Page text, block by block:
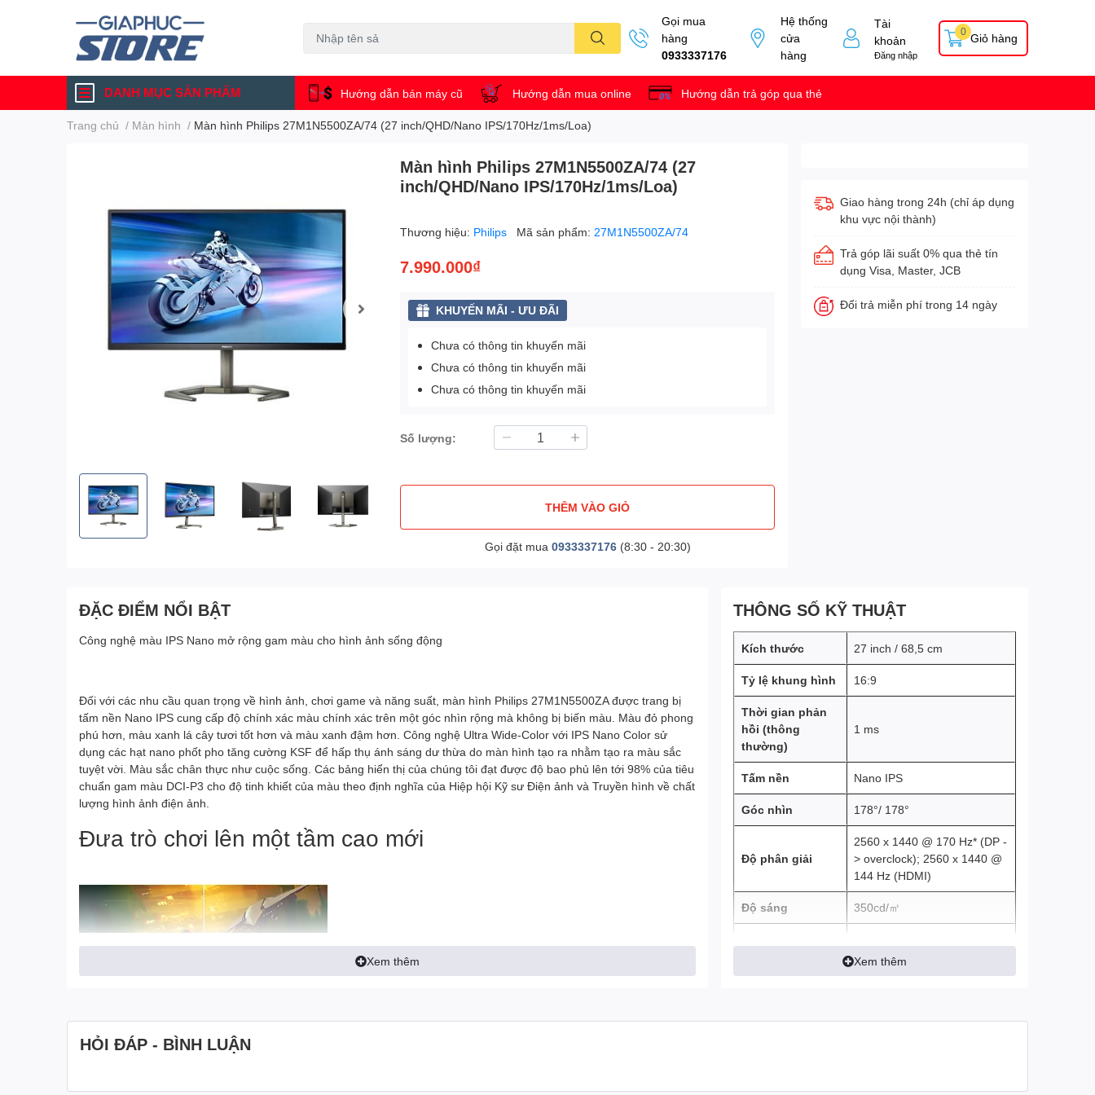
Gọi mua
hàng
0933337176
Hệ thống
cửa
hàng
Tài
khoản
Đăng nhập
Giỏ hàng
0
DANH MỤC SẢN PHẨM Hướng dẫn bán máy cũ Hướng dẫn mua online Hướng dẫn trả góp qua thẻ
Trang chủ / Màn hình / Màn hình Philips 27M1N5500ZA/74 (27 inch/QHD/Nano IPS/170Hz/1ms/Loa)
Màn hình Philips 27M1N5500ZA/74 (27
inch/QHD/Nano IPS/170Hz/1ms/Loa)
Thương hiệu: Philips Mã sản phẩm: 27M1N5500ZA/74
7.990.000₫
KHUYẾN MÃI - ƯU ĐÃI
Chưa có thông tin khuyến mãi
Chưa có thông tin khuyến mãi
Chưa có thông tin khuyến mãi
Số lượng:
THÊM VÀO GIỎ
Gọi đặt mua 0933337176(8:30 - 20:30)
Giao hàng trong 24h (chỉ áp dụng
khu vực nội thành)
Trả góp lãi suất 0% qua thẻ tín
dụng Visa, Master, JCB
Đổi trả miễn phí trong 14 ngày
ĐẶC ĐIỂM NỔI BẬT
Công nghệ màu IPS Nano mở rộng gam màu cho hình ảnh sống động
Đối với các nhu cầu quan trọng về hình ảnh, chơi game và năng suất, màn hình Philips 27M1N5500ZA được trang bị
tấm nền Nano IPS cung cấp độ chính xác màu chính xác trên một góc nhìn rộng mà không bị biến màu. Màu đỏ phong
phú hơn, màu xanh lá cây tươi tốt hơn và màu xanh đậm hơn. Công nghệ Ultra Wide-Color với IPS Nano Color sử
dụng các hạt nano phốt pho tăng cường KSF để hấp thụ ánh sáng dư thừa do màn hình tạo ra nhằm tạo ra màu sắc
tuyệt vời. Màu sắc chân thực như cuộc sống. Các bảng hiển thị của chúng tôi đạt được độ bao phủ lên tới 98% của tiêu
chuẩn gam màu DCI-P3 cho độ tinh khiết của màu theo định nghĩa của Hiệp hội Kỹ sư Điện ảnh và Truyền hình về chất
lượng hình ảnh điện ảnh.
Đưa trò chơi lên một tầm cao mới
Tương thích với NVIDIA® G-SYNC® được chứng nhận để
Xem thêm
THÔNG SỐ KỸ THUẬT
Kích thước 27 inch / 68,5 cm
Tỷ lệ khung hình 16:9
Thời gian phản
hồi (thông
thường)
1 ms
Tấm nền Nano IPS
Góc nhìn 178°/ 178°
Độ phân giải
2560 x 1440 @ 170 Hz* (DP -
> overclock); 2560 x 1440 @
144 Hz (HDMI)
Độ sáng 350cd/㎡
1000:1
Màu sắc hiển thị 16.7 triệu màu sắc
Chống chói, 3H, Độ lóa 25%
Xem thêm
HỎI ĐÁP - BÌNH LUẬN